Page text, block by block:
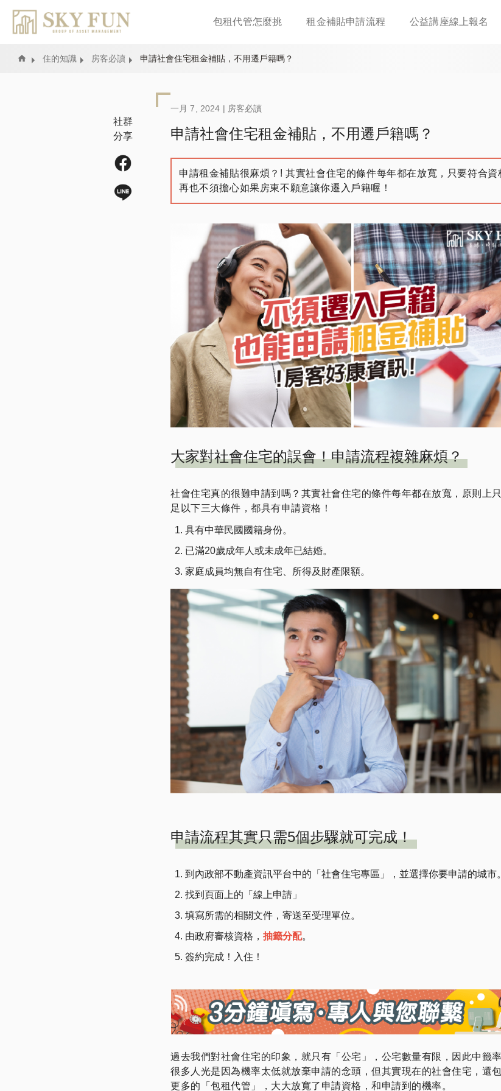
至
包租代管怎麼挑 租金補貼申請流程 公益講座線上報名
Home 住的知識 房客必讀 申請社會住宅租金補貼，不用遷戶籍嗎？
一月 7, 2024 | 房客必讀
申請社會住宅租金補貼，不用遷戶籍嗎？
申請租金補貼很麻煩？! 其實社會住宅的條件每年都在放寬，只要符合資
再也不須擔心如果房東不願意讓你遷入戶籍喔！
大家對社會住宅的誤會！申請流程複雜麻煩？
社會住宅真的很難申請到嗎？其實社會住宅的條件每年都在放寬，原則上
足以下三大條件，都具有申請資格！
具有中華民國國籍身份。
已滿20歲成年人或未成年已結婚。
家庭成員均無自有住宅、所得及財產限額。​
申請流程其實只需5個步驟就可完成！
到內政部不動產資訊平台中的「社會住宅專區」，並選擇你要申請的城市。
找到頁面上的「線上申請」
填寫所需的相關文件，寄送至受理單位。
由政府審核資格， 抽籤分配。
簽約完成！入住！
過去我們對社會住宅的印象，就只有「公宅」，公宅數量有限，因此中籤率
很多人光是因為機率太低就放棄申請的念頭，但其實現在的社會住宅，還
更多的「包租代管」，大大放寬了申請資格，和申請到的機率。
社群
分享